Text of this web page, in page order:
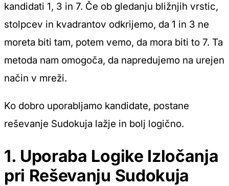
kandidati 1, 3 in 7. Če ob gledanju bližnjih vrstic,
stolpcev in kvadrantov odkrijemo, da 1 in 3 ne
moreta biti tam, potem vemo, da mora biti to 7. Ta
metoda nam omogoča, da napredujemo na urejen
način v mreži.
Ko dobro uporabljamo kandidate, postane
reševanje Sudokuja lažje in bolj logično.
1. Uporaba Logike Izločanja
pri Reševanju Sudokuja